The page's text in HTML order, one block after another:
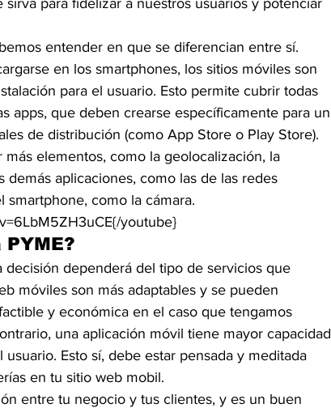
para fidelizar a nuestros usuarios y potenciar
entender en que se diferencian entre sí.
en los smartphones, los sitios móviles son
para el usuario. Esto permite cubrir todas
apps, que deben crearse específicamente para un
de distribución (como App Store o Play Store).
elementos, como la geolocalización, la
aplicaciones, como las de las redes
smartphone, como la cámara.
youtube}
dependerá del tipo de servicios que
móviles son más adaptables y se pueden
y económica en el caso que tengamos
una aplicación móvil tiene mayor capacidad
Esto sí, debe estar pensada y meditada
en tu sitio web mobil.
entre tu negocio y tus clientes, y es un buen